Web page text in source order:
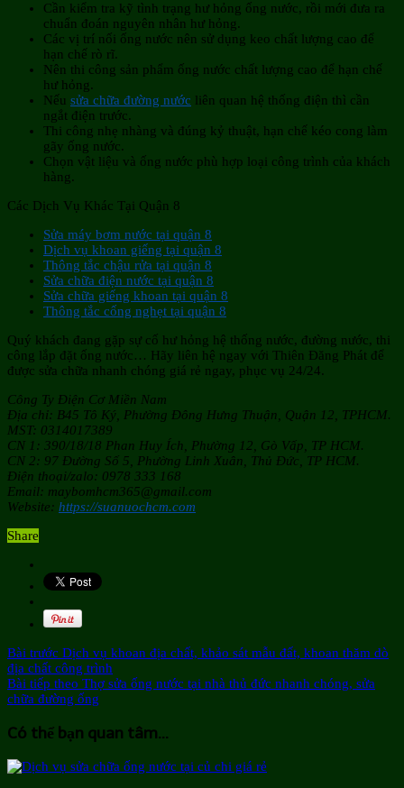
Cần kiểm tra kỹ tình trạng hư hỏng ống nước, rồi mới đưa ra
chuẩn đoán nguyên nhân hư hỏng.
Các vị trí nối ống nước nên sử dụng keo chất lượng cao để
hạn chế rò rĩ.
Nên thi công sản phẩm ống nước chất lượng cao để hạn chế
hư hỏng.
Nếu sửa chữa đường nước liên quan hệ thống điện thì cần
ngắt điện trước.
Thi công nhẹ nhàng và đúng kỷ thuật, hạn chế kéo cong làm
gãy ống nước.
Chọn vật liệu và ống nước phù hợp loại công trình của khách
hàng.
Các Dịch Vụ Khác Tại Quận 8
Sửa máy bơm nước tại quận 8
Dịch vụ khoan giếng tại quận 8
Thông tắc chậu rửa tại quận 8
Sửa chữa điện nước tại quận 8
Sửa chữa giếng khoan tại quận 8
Thông tắc cống nghẹt tại quận 8
Quý khách đang gặp sự cố hư hỏng hệ thống nước, đường nước, thi
công lắp đặt ống nước… Hãy liên hệ ngay với Thiên Đăng Phát để
được sửa chữa nhanh chóng giá rẻ ngay, phục vụ 24/24.
Công Ty Điện Cơ Miền Nam
Địa chỉ: B45 Tô Ký, Phường Đông Hưng Thuận, Quận 12, TPHCM.
MST: 0314017389
CN 1: 390/18/18 Phan Huy Ích, Phường 12, Gò Vấp, TP HCM.
CN 2: 97 Đường Số 5, Phường Linh Xuân, Thủ Đức, TP HCM.
Điện thoại/zalo: 0978 333 168
Email: maybomhcm365@gmail.com
Website: https://suanuochcm.com
Share
Bài trước Dịch vụ khoan địa chất, khảo sát mẫu đất, khoan thăm dò
địa chất công trình
Bài tiếp theo Thợ sửa ống nước tại nhà thủ đức nhanh chóng, sửa
chữa đường ống
Có thể bạn quan tâm...